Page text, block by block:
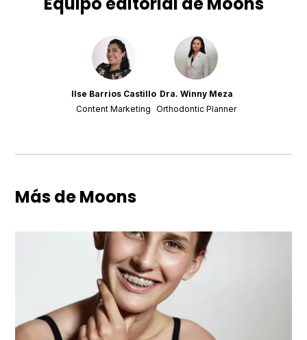
Ilse Barrios Castillo
Content Marketing
Dra. Winny Meza
Orthodontic Planner
Más de Moons